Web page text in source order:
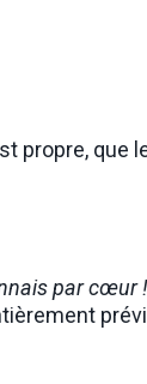
propre, que
par cœur !